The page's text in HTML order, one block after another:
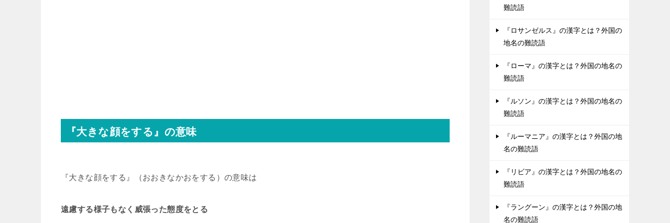
『大きな顔をする』の意味
『大きな顔をする』（おおきなかおをする）の意味は
遠慮する様子もなく威張った態度をとる
難読語
『ロサンゼルス』の漢字とは？外国の
地名の難読語
『ローマ』の漢字とは？外国の地名の
難読語
『ルソン』の漢字とは？外国の地名の
難読語
『ルーマニア』の漢字とは？外国の地
名の難読語
『リビア』の漢字とは？外国の地名の
難読語
『ラングーン』の漢字とは？外国の地
名の難読語